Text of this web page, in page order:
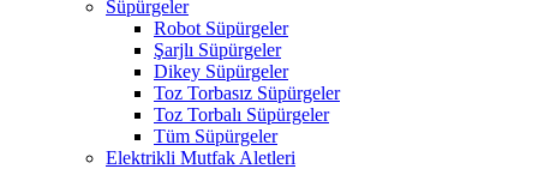
Süpürgeler
Robot Süpürgeler
Şarjlı Süpürgeler
Dikey Süpürgeler
Toz Torbasız Süpürgeler
Toz Torbalı Süpürgeler
Tüm Süpürgeler
Elektrikli Mutfak Aletleri